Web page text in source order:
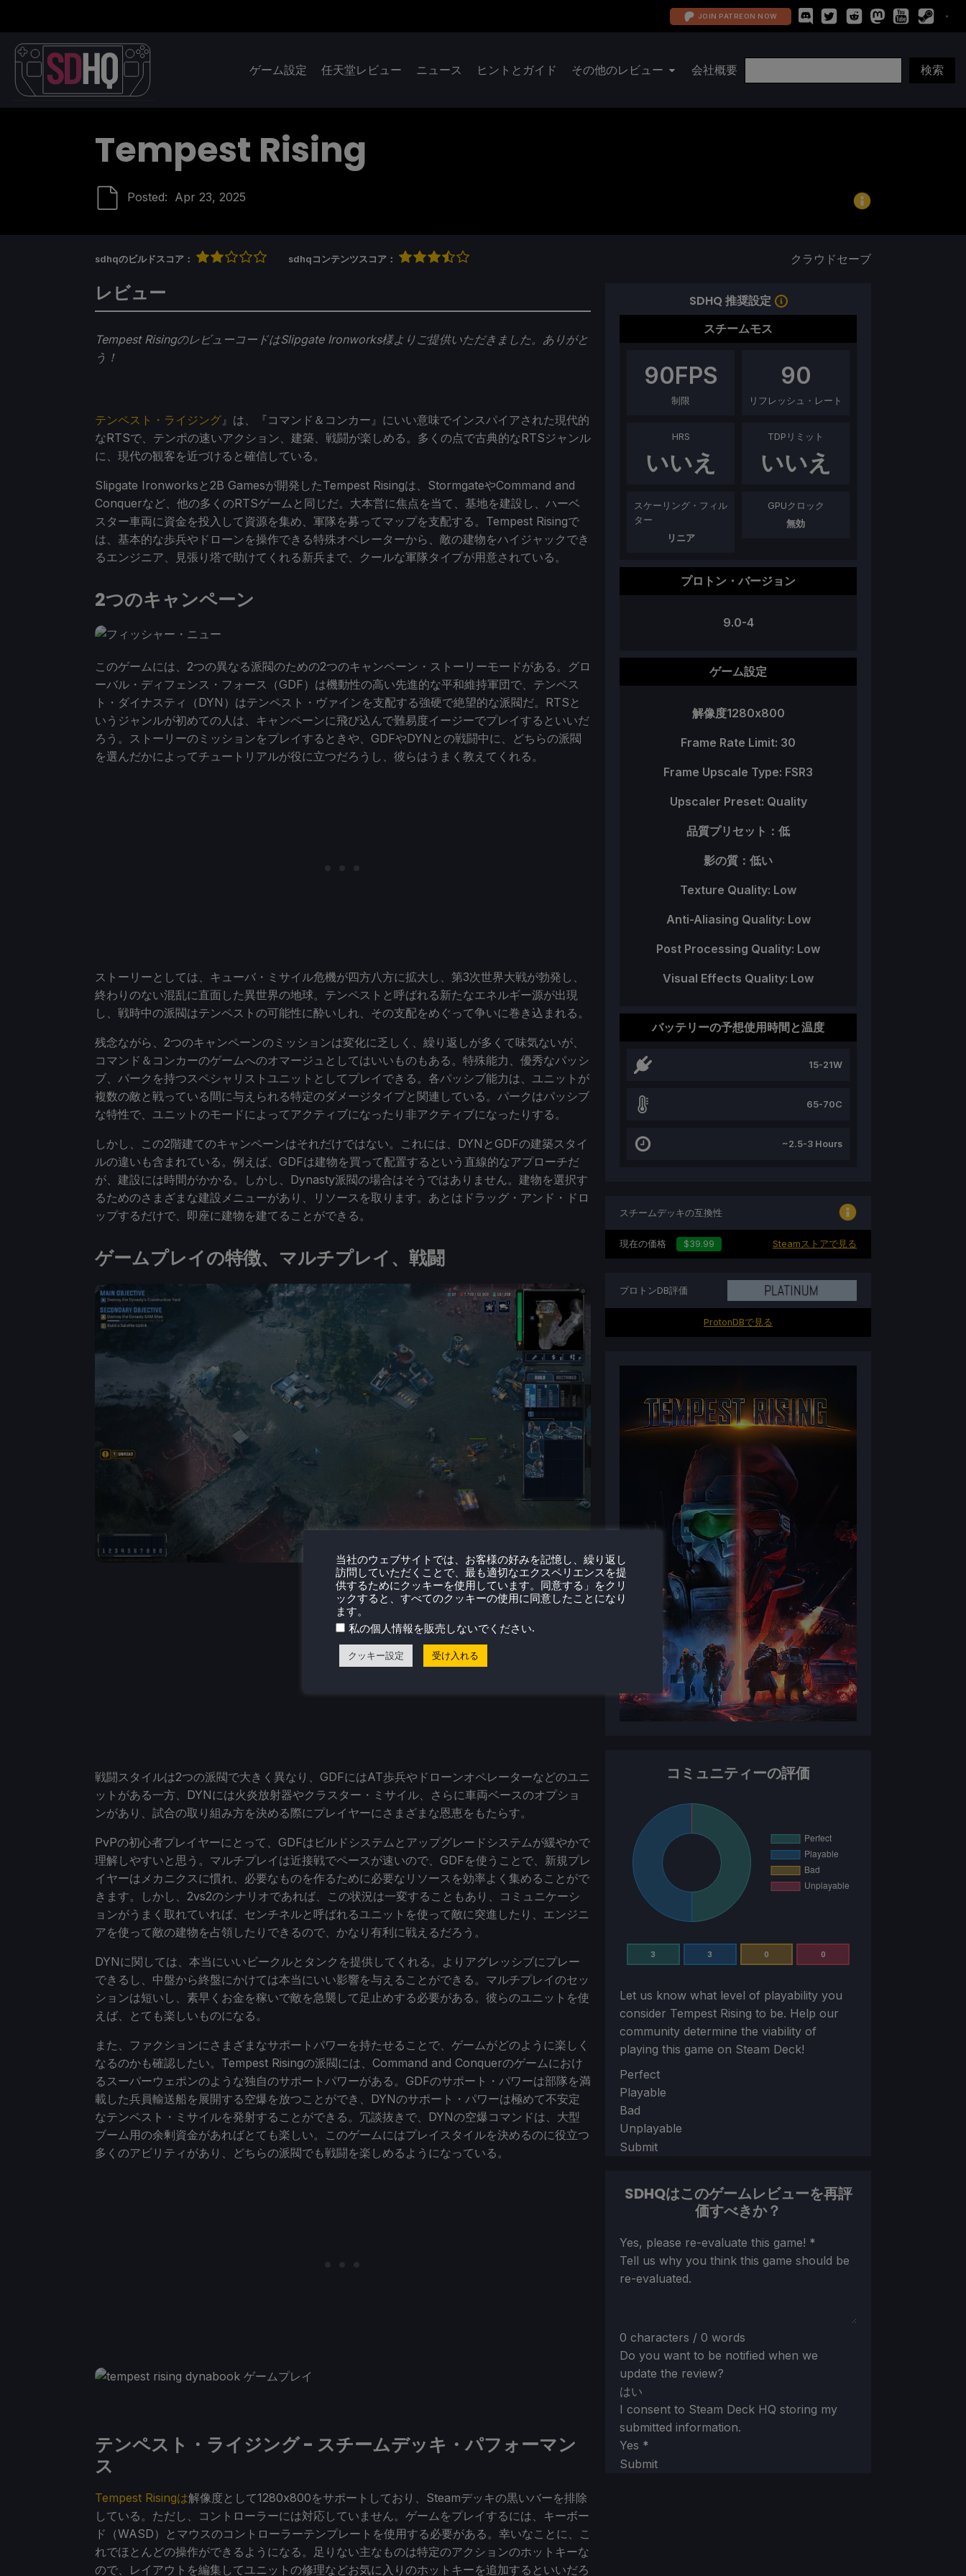
JOIN PATREON NOW
ゲーム設定 任天堂レビュー ニュース ヒントとガイド その他のレビュー 会社概要
Tempest Rising
Posted: Apr 23, 2025
sdhqのビルドスコア： sdhqコンテンツスコア： クラウドセーブ
レビュー
Tempest RisingのレビューコードはSlipgate Ironworks様よりご提供いただきました。ありがと
う！
テンペスト・ライジング』は、『コマンド＆コンカー』にいい意味でインスパイアされた現代的
なRTSで、テンポの速いアクション、建築、戦闘が楽しめる。多くの点で古典的なRTSジャンル
に、現代の観客を近づけると確信している。
Slipgate Ironworksと2B Gamesが開発したTempest Risingは、StormgateやCommand and
Conquerなど、他の多くのRTSゲームと同じだ。大本営に焦点を当て、基地を建設し、ハーベ
スター車両に資金を投入して資源を集め、軍隊を募ってマップを支配する。Tempest Risingで
は、基本的な歩兵やドローンを操作できる特殊オペレーターから、敵の建物をハイジャックでき
るエンジニア、見張り塔で助けてくれる新兵まで、クールな軍隊タイプが用意されている。
2つのキャンペーン
このゲームには、2つの異なる派閥のための2つのキャンペーン・ストーリーモードがある。グロ
ーバル・ディフェンス・フォース（GDF）は機動性の高い先進的な平和維持軍団で、テンペス
ト・ダイナスティ（DYN）はテンペスト・ヴァインを支配する強硬で絶望的な派閥だ。RTSと
いうジャンルが初めての人は、キャンペーンに飛び込んで難易度イージーでプレイするといいだ
ろう。ストーリーのミッションをプレイするときや、GDFやDYNとの戦闘中に、どちらの派閥
を選んだかによってチュートリアルが役に立つだろうし、彼らはうまく教えてくれる。
ストーリーとしては、キューバ・ミサイル危機が四方八方に拡大し、第3次世界大戦が勃発し、
終わりのない混乱に直面した異世界の地球。テンペストと呼ばれる新たなエネルギー源が出現
し、戦時中の派閥はテンペストの可能性に酔いしれ、その支配をめぐって争いに巻き込まれる。
残念ながら、2つのキャンペーンのミッションは変化に乏しく、繰り返しが多くて味気ないが、
コマンド＆コンカーのゲームへのオマージュとしてはいいものもある。特殊能力、優秀なパッシ
ブ、パークを持つスペシャリストユニットとしてプレイできる。各パッシブ能力は、ユニットが
複数の敵と戦っている間に与えられる特定のダメージタイプと関連している。パークはパッシブ
な特性で、ユニットのモードによってアクティブになったり非アクティブになったりする。
しかし、この2階建てのキャンペーンはそれだけではない。これには、DYNとGDFの建築スタイ
ルの違いも含まれている。例えば、GDFは建物を買って配置するという直線的なアプローチだ
が、建設には時間がかかる。しかし、Dynasty派閥の場合はそうではありません。建物を選択す
るためのさまざまな建設メニューがあり、リソースを取ります。あとはドラッグ・アンド・ドロ
ップするだけで、即座に建物を建てることができる。
ゲームプレイの特徴、マルチプレイ、戦闘
戦闘スタイルは2つの派閥で大きく異なり、GDFにはAT歩兵やドローンオペレーターなどのユニ
ットがある一方、DYNには火炎放射器やクラスター・ミサイル、さらに車両ベースのオプショ
ンがあり、試合の取り組み方を決める際にプレイヤーにさまざまな恩恵をもたらす。
PvPの初心者プレイヤーにとって、GDFはビルドシステムとアップグレードシステムが緩やかで
理解しやすいと思う。マルチプレイは近接戦でペースが速いので、GDFを使うことで、新規プレ
イヤーはメカニクスに慣れ、必要なものを作るために必要なリソースを効率よく集めることがで
きます。しかし、2vs2のシナリオであれば、この状況は一変することもあり、コミュニケーシ
ョンがうまく取れていれば、センチネルと呼ばれるユニットを使って敵に突進したり、エンジニ
アを使って敵の建物を占領したりできるので、かなり有利に戦えるだろう。
DYNに関しては、本当にいいビークルとタンクを提供してくれる。よりアグレッシブにプレー
できるし、中盤から終盤にかけては本当にいい影響を与えることができる。マルチプレイのセッ
ションは短いし、素早くお金を稼いで敵を急襲して足止めする必要がある。彼らのユニットを使
えば、とても楽しいものになる。
また、ファクションにさまざまなサポートパワーを持たせることで、ゲームがどのように楽しく
なるのかも確認したい。Tempest Risingの派閥には、Command and Conquerのゲームにおけ
るスーパーウェポンのような独自のサポートパワーがある。GDFのサポート・パワーは部隊を満
載した兵員輸送船を展開する空爆を放つことができ、DYNのサポート・パワーは極めて不安定
なテンペスト・ミサイルを発射することができる。冗談抜きで、DYNの空爆コマンドは、大型
ブーム用の余剰資金があればとても楽しい。このゲームにはプレイスタイルを決めるのに役立つ
多くのアビリティがあり、どちらの派閥でも戦闘を楽しめるようになっている。
テンペスト・ライジング - スチームデッキ・パフォーマン
ス
Tempest Risingは解像度として1280x800をサポートしており、Steamデッキの黒いバーを排除
している。ただし、コントローラーには対応していません。ゲームをプレイするには、キーボー
ド（WASD）とマウスのコントローラーテンプレートを使用する必要がある。幸いなことに、こ
れでほとんどの操作ができるようになる。足りない主なものは特定のアクションのホットキーな
ので、レイアウトを編集してユニットの修理などお気に入りのホットキーを追加するといいだろ
SDHQ 推奨設定
スチームモス
90FPS
制限
90
リフレッシュ・レート
HRS
いいえ
TDPリミット
いいえ
スケーリング・フィル
ター
リニア
GPUクロック
無効
プロトン・バージョン
9.0-4
ゲーム設定
解像度1280x800
Frame Rate Limit: 30
Frame Upscale Type: FSR3
Upscaler Preset: Quality
品質プリセット：低
影の質：低い
Texture Quality: Low
Anti-Aliasing Quality: Low
Post Processing Quality: Low
Visual Effects Quality: Low
バッテリーの予想使用時間と温度
15-21W
65-70C
~2.5-3 Hours
コミュニティーの評価
3 3 0 0
Let us know what level of playability you
consider Tempest Rising to be. Help our
community determine the viability of
playing this game on Steam Deck!
Section
Perfect
Playable
Bad
Unplayable
Submit
スチームデッキの互換性
現在の価格 $39.99 Steamストアで見る
プロトンDB評価
ProtonDBで見る
SDHQはこのゲームレビューを再評
価すべきか？
Section
Yes, please re-evaluate this game! *
Tell us why you think this game should be
re-evaluated.
0 characters / 0 words
Do you want to be notified when we
update the review?
はい
I consent to Steam Deck HQ storing my
submitted information.
Yes *
Submit
当社のウェブサイトでは、お客様の好みを記憶し、繰り返し
訪問していただくことで、最も適切なエクスペリエンスを提
供するためにクッキーを使用しています。同意する」をクリ
ックすると、すべてのクッキーの使用に同意したことになり
ます。
私の個人情報を販売しないでください.
クッキー設定 受け入れる